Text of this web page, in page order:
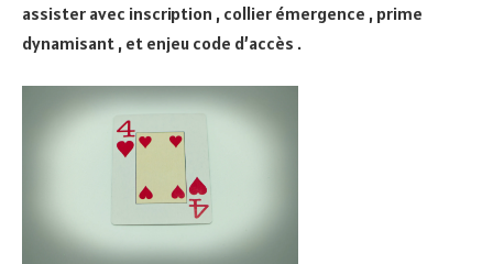
assister avec inscription , collier émergence , prime
dynamisant , et enjeu code d’accès .